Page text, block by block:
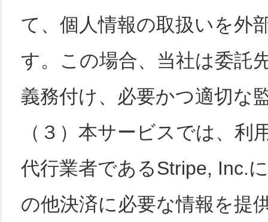
て、個人情報の取扱いを外
す。この場合、当社は委託
義務付け、必要かつ適切な
（３）本サービスでは、
代行業者であるStripe, Inc.
の他決済に必要な情報を提